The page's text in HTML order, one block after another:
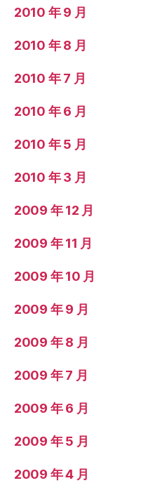
2010 年 9 月
2010 年 8 月
2010 年 7 月
2010 年 6 月
2010 年 5 月
2010 年 3 月
2009 年 12 月
2009 年 11 月
2009 年 10 月
2009 年 9 月
2009 年 8 月
2009 年 7 月
2009 年 6 月
2009 年 5 月
2009 年 4 月